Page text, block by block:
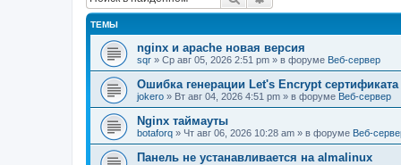
ТЕМЫ
nginx и apache новая версия
sqr » Ср авг 05, 2026 2:51 pm » в форуме Веб-сервер
Ошибка генерации Let's Encrypt
jokero » Вт авг 04, 2026 4:51 pm » в форуме Веб-сервер
Nginx таймауты
botaforq » Чт авг 06, 2026 10:28 am » в форуме Веб-
Панель не устанавливается на almalinux